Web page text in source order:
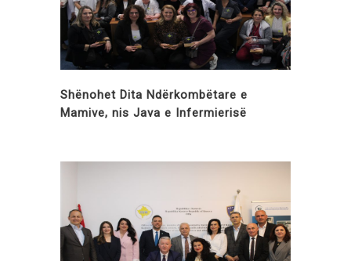
Shënohet Dita Ndërkombëtare e
Mamive, nis Java e Infermierisë